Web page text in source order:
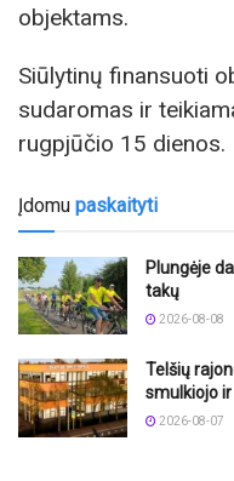
objektams.
Siūlytinų finansuoti
sudaromas ir
rugpjūčio 15 dienos.
Įdomu paskaityti
Plungėje
takų
2026-08-08
Telšių
smulkiojo
2026-08-07